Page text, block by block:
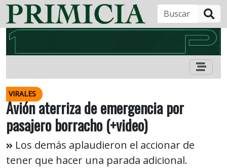
VIRALES
Avión aterriza de emergencia por
pasajero borracho (+video)
Los demás aplaudieron el accionar de
tener que hacer una parada adicional.